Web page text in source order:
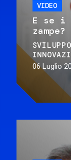
VIDEO
E se i
zampe?
06 Luglio